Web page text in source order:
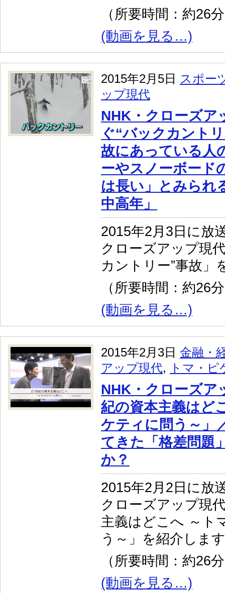
（所要時間：約26
(動画を見る…)
2015年2月5日
スポー
ップ現代
NHK・クローズア
ぐ“バックカント
故にあっている人
ーやスノーボード
は長い」とみられ
中高年」
2015年2月3日に放
クローズアップ現
カントリー”事故」
（所要時間：約26
(動画を見る…)
2015年2月3日 金融・
アップ現代, トマ・ピ
NHK・クローズア
紀の資本主義はど
ケティに問う～」
てきた「格差問題
か？
2015年2月2日に放
クローズアップ現
主義はどこへ ～ト
う～」を紹介しま
（所要時間：約26
(動画を見る…)